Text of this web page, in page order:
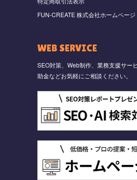
FUN-CREATE 株式会社ホームページ
WEB SERVICE
SEO対策、Web制作、業務支援サー
助金などお気軽にご相談ください。